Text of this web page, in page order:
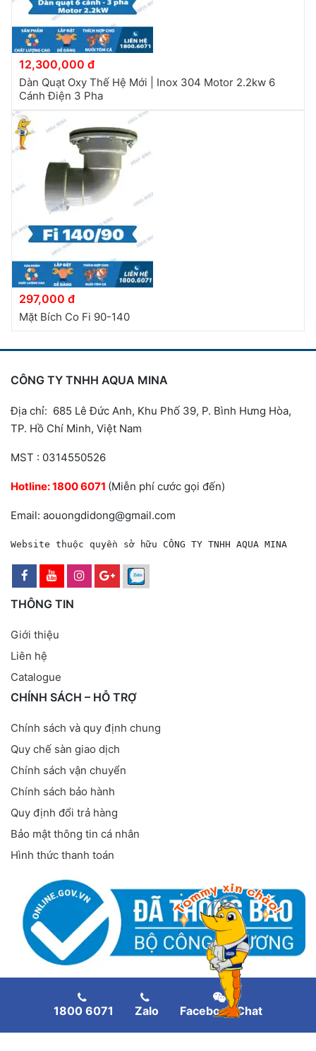
12,300,000 đ
Dàn Quạt Oxy Thế Hệ Mới | Inox 304 Motor 2.2kw 6
Cánh Điện 3 Pha
297,000 đ
Mặt Bích Co Fi 90-140
CÔNG TY TNHH AQUA MINA
Địa chỉ: 685 Lê Đức Anh, Khu Phố 39, P. Bình Hưng Hòa,
TP. Hồ Chí Minh, Việt Nam
MST : 0314550526
Hotline:1800 6071 (Miễn phí cước gọi đến)
Email: aouongdidong@gmail.com
Website thuộc quyền sở hữu CÔNG TY TNHH AQUA MINA
THÔNG TIN
Giới thiệu
Liên hệ
Catalogue
CHÍNH SÁCH – HỖ TRỢ
Chính sách và quy định chung
Quy chế sàn giao dịch
Chính sách vận chuyển
Chính sách bảo hành
Quy định đổi trả hàng
Bảo mật thông tin cá nhân
Hình thức thanh toán
1800 6071
Zalo Facebook Chat